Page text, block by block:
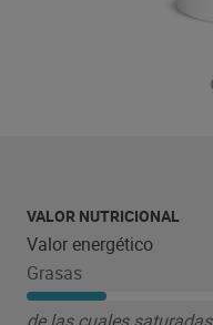
VALOR NUTRICIONAL
Valor energético
Grasas